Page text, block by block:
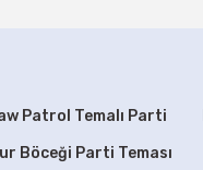
olmalı.Patrol Temalı Parti
Böceği Parti Teması